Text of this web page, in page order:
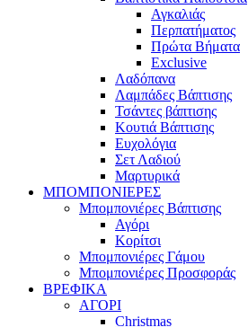
Αγκαλιάς
Περπατήματος
Πρώτα Βήματα
Exclusive
Λαδόπανα
Λαμπάδες Βάπτισης
Τσάντες βάπτισης
Κουτιά Βάπτισης
Ευχολόγια
Σετ Λαδιού
Μαρτυρικά
ΜΠΟΜΠΟΝΙΕΡΕΣ
Μπομπονιέρες Βάπτισης
Αγόρι
Κορίτσι
Μπομπονιέρες Γάμου
Μπομπονιέρες Προσφοράς
ΒΡΕΦΙΚΑ
ΑΓΟΡΙ
Christmas